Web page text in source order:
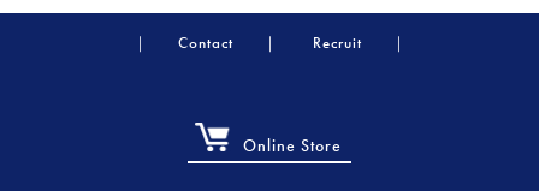
Contact Recruit
Online Store